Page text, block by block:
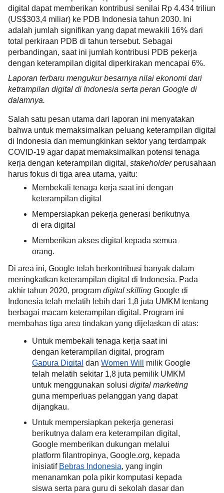
digital dapat memberikan kontribusi senilai Rp 4.434 triliun
(US$303,4 miliar) ke PDB Indonesia tahun 2030. Ini
adalah jumlah signifikan yang dapat mewakili 16% dari
total perkiraan PDB di tahun tersebut. Sebagai
perbandingan, saat ini jumlah kontribusi PDB pekerja
dengan keterampilan digital diperkirakan mencapai 6%.
Laporan terbaru mengukur besarnya nilai ekonomi dari
ketrampilan digital di Indonesia serta peran Google di
dalamnya.
Salah satu pesan utama dari laporan ini menyatakan
bahwa untuk memaksimalkan peluang keterampilan digital
di Indonesia dan memungkinkan sektor yang terdampak
COVID-19 agar dapat memaksimalkan potensi tenaga
kerja dengan keterampilan digital, stakeholder perusahaan
harus fokus di tiga area utama, yaitu:
Membekali tenaga kerja saat ini dengan
keterampilan digital
Mempersiapkan pekerja generasi berikutnya
di era digital
Memberikan akses digital kepada semua
orang.
Di area ini, Google telah berkontribusi banyak dalam
meningkatkan keterampilan digital di Indonesia. Pada
akhir tahun 2020, program digital skilling Google di
Indonesia telah melatih lebih dari 1,8 juta UMKM tentang
berbagai macam keterampilan digital. Program ini
membahas tiga area tindakan yang dijelaskan di atas:
Untuk membekali tenaga kerja saat ini
Gapura Digital dan Women Will
milik Google
telah melatih sekitar 1,8 juta pemilik UMKM
untuk menggunakan solusi digital marketing
guna memperluas pelanggan yang dapat
dijangkau.
Untuk mempersiapkan pekerja generasi
berikutnya dalam era keterampilan digital,
Google memberikan dukungan melalui
platform filantropinya, Google.org, kepada
inisiatif Bebras Indonesia, yang ingin
menanamkan pola pikir komputasi kepada
siswa serta para guru di sekolah dasar dan